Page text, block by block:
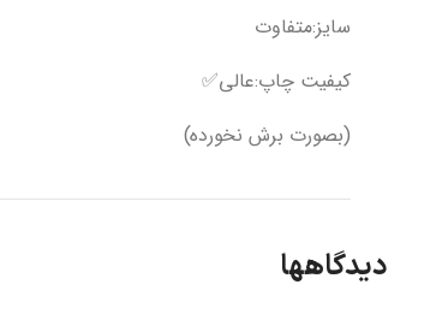
سایز:متفاوت
کیفیت چاپ:عالی✅
(بصورت برش نخورده)
دیدگاهها